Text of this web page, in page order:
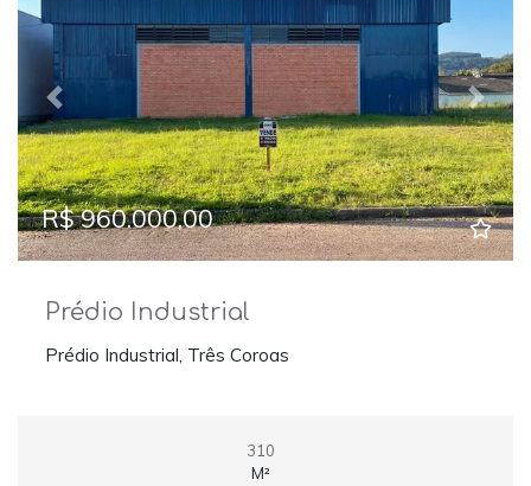
Previous Next
R$ 960.000,00
Prédio Industrial
Prédio Industrial, Três Coroas
310
M²